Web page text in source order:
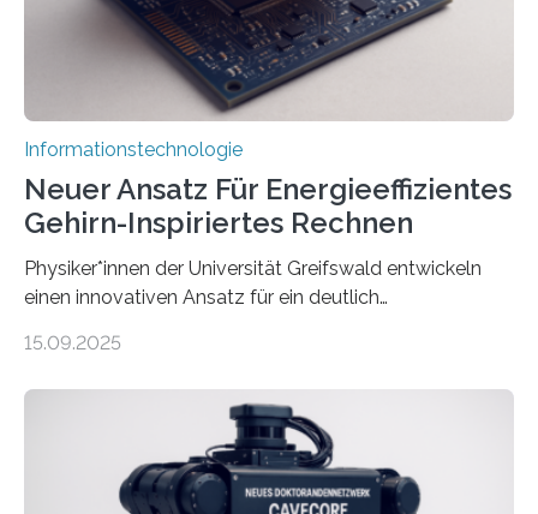
und Mimik im Einklang sind…
Informationstechnologie
Neuer Ansatz Für Energieeffizientes
Gehirn-Inspiriertes Rechnen
Physiker*innen der Universität Greifswald entwickeln
einen innovativen Ansatz für ein deutlich
Lösungsweg ist inspiriert vom menschlichen Gehirn. Die
stellt die heutige Computertechnik vor
Herausforderungen. Herkömmliche Silizium-
Prozessoren stoßen an ihre Grenzen: Sie verbrauchen
viel Energie, die Speicher- und Verarbeitungseinheiten
15.09.2025